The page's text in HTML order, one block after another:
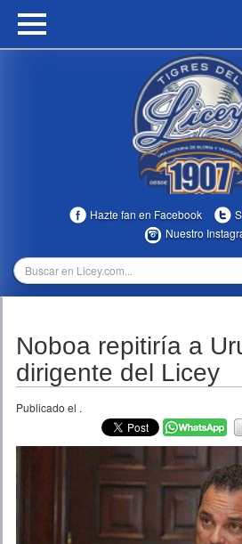
HOME
MULTIMEDIA
TEMPORADAS
Hazte fan en Facebook
Nuestro
Noboa repitiría a
dirigente del Licey
Publicado el .